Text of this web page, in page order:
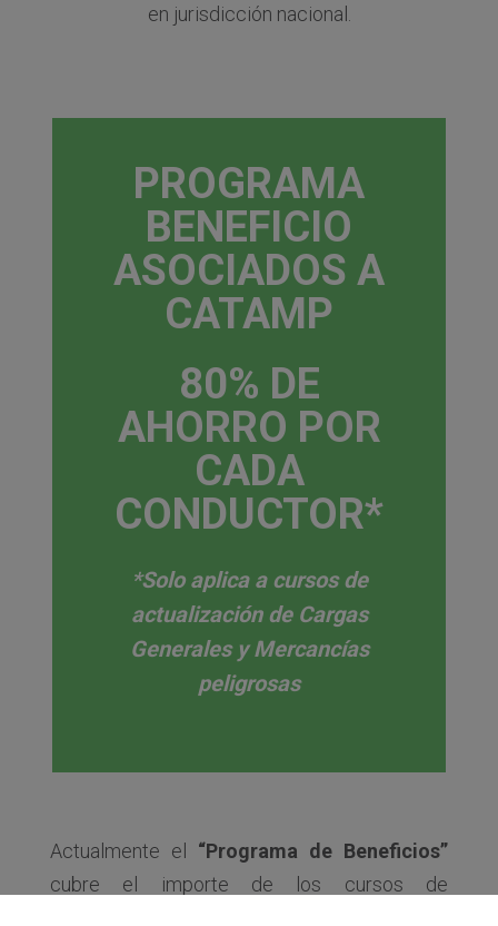
en jurisdicción nacional.
PROGRAMA
BENEFICIO
ASOCIADOS A
CATAMP
80% DE
AHORRO POR
CADA
CONDUCTOR*
*Solo aplica a cursos de
actualización de Cargas
Generales y Mercancías
peligrosas
Actualmente el “Programa de Beneficios”
cubre el importe de los cursos de